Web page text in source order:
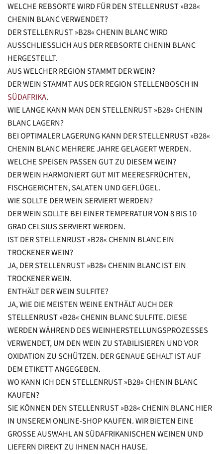
WELCHE REBSORTE WIRD FÜR DEN STELLENRUST »B28«
CHENIN BLANC VERWENDET?
DER STELLENRUST »B28« CHENIN BLANC WIRD
AUSSCHLIESSLICH AUS DER REBSORTE CHENIN BLANC H
ERGESTELLT.
AUS WELCHER REGION STAMMT DER WEIN?
DER WEIN STAMMT AUS DER REGION STELLENBOSCH IN
SÜDAFRIKA.
WIE LANGE KANN MAN DEN STELLENRUST »B28« CHENIN
BLANC LAGERN?
BEI OPTIMALER LAGERUNG KANN DER STELLENRUST »B28«
CHENIN BLANC MEHRERE JAHRE GELAGERT WERDEN.
WELCHE SPEISEN PASSEN GUT ZU DIESEM WEIN?
DER WEIN HARMONIERT GUT MIT MEERESFRÜCHTEN,
FISCHGERICHTEN, SALATEN UND GEFLÜGEL.
WIE SOLLTE DER WEIN SERVIERT WERDEN?
DER WEIN SOLLTE BEI EINER TEMPERATUR VON 8 BIS 10
GRAD CELSIUS SERVIERT WERDEN.
IST DER STELLENRUST »B28« CHENIN BLANC EIN
TROCKENER WEIN?
JA, DER STELLENRUST »B28« CHENIN BLANC IST EIN
TROCKENER WEIN.
ENTHÄLT DER WEIN SULFITE?
JA, WIE DIE MEISTEN WEINE ENTHÄLT AUCH DER
STELLENRUST »B28« CHENIN BLANC SULFITE. DIESE
WERDEN WÄHREND DES WEINHERSTELLUNGSPROZESSES
VERWENDET, UM DEN WEIN ZU STABILISIEREN UND VOR
OXIDATION ZU SCHÜTZEN. DER GENAUE GEHALT IST AUF
DEM ETIKETT ANGEGEBEN.
WO KANN ICH DEN STELLENRUST »B28« CHENIN BLANC
KAUFEN?
SIE KÖNNEN DEN STELLENRUST »B28« CHENIN BLANC HIER
IN UNSEREM ONLINE-SHOP KAUFEN. WIR BIETEN EINE
GROSSE AUSWAHL AN SÜDAFRIKANISCHEN WEINEN UND L
IEFERN DIREKT ZU IHNEN NACH HAUSE.